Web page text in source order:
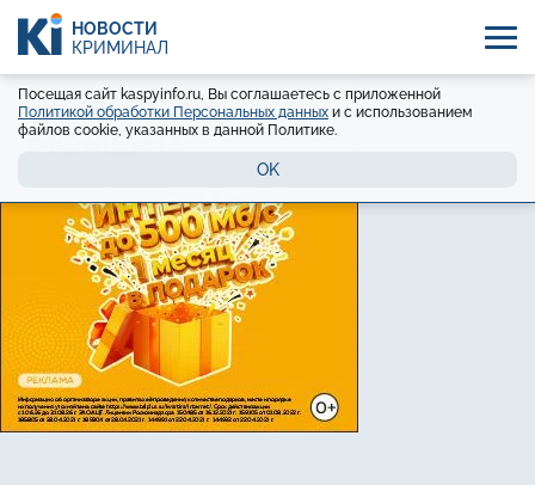
НОВОСТИ
КРИМИНАЛ
Посещая сайт kaspyinfo.ru, Вы соглашаетесь с приложенной
Политикой обработки Персональных данных и с использованием
файлов cookie, указанных в данной Политике.
OK